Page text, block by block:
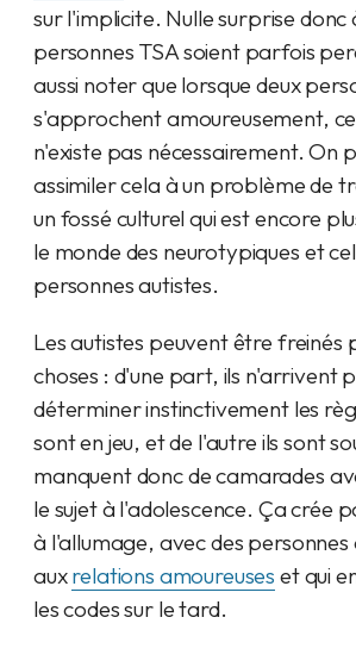
sur l'implicite. Nulle surprise donc
personnes TSA soient parfois
aussi noter que lorsque deux
s'approchent amoureusement,
n'existe pas nécessairement. On
assimiler cela à un problème de
un fossé culturel qui est encore
le monde des neurotypiques et
personnes autistes.
Les autistes peuvent être freinés
choses : d'une part, ils n'arrivent
déterminer instinctivement les
sont en jeu, et de l'autre ils sont
manquent donc de camarades
le sujet à l'adolescence. Ça crée
à l'allumage, avec des personnes
auxrelations amoureuses et qui
les codes sur le tard.